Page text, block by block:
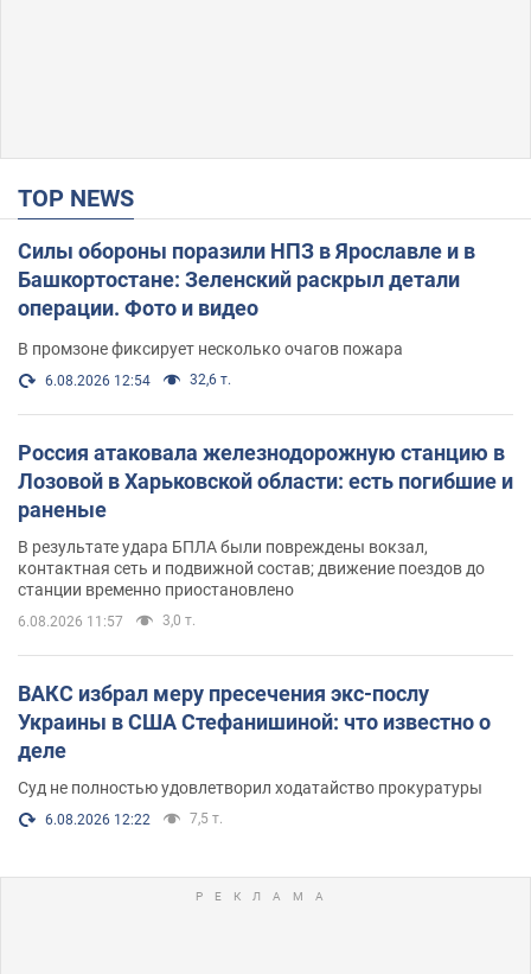
TOP NEWS
Силы обороны поразили НПЗ в Ярославле и в
Башкортостане: Зеленский раскрыл детали
операции. Фото и видео
В промзоне фиксирует несколько очагов пожара
6.08.2026 12:54 32,6 т.
Россия атаковала железнодорожную станцию в
Лозовой в Харьковской области: есть погибшие и
раненые
В результате удара БПЛА были повреждены вокзал,
контактная сеть и подвижной состав; движение поездов до
станции временно приостановлено
6.08.2026 11:57 3,0 т.
ВАКС избрал меру пресечения экс-послу
Украины в США Стефанишиной: что известно о
деле
Суд не полностью удовлетворил ходатайство прокуратуры
6.08.2026 12:22 7,5 т.